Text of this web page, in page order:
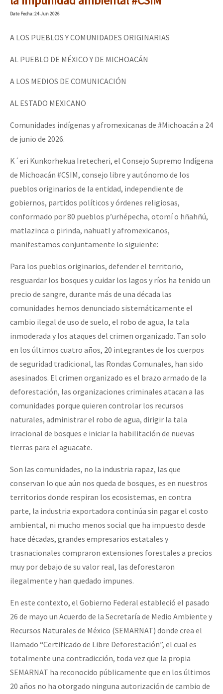
Mundo
AutonomÍa y Resistencia
Megaproyectos
Migración
Presos
Mujeres
Niñxs
ETIQUETAS
MULTIMEDIA
Audio
Fotorreportaje
Otras secciones
Semillero Guerra contra la Humanidad. (Las poblaciones y
la naturaleza bajo asedio)
Libros para descargar
Medios Libres
COVID-19
Eventos
Contacto
Dia 1: Encontro “Guerra contra a Humanidade”
[CDMX – 20 julio] Jornadas globales por la libertad de Jesús
“Sonhando a Terra do Bem Virá” se publica no Estado Espanhol
Se o México sabe, que o mundo saiba! Nossas lutas pela
[25 abr – CDMX] Tokín por el CNI: 30 años de Resistencia y
DateFecha: 24 Jun 2026
A LOS PUEBLOS Y COMUNIDADES ORIGINARIAS
AL PUEBLO DE MÉXICO Y DE MICHOACÁN
A LOS MEDIOS DE COMUNICACIÓN
AL ESTADO MEXICANO
Comunidades indígenas y afromexicanas de #Michoacán a 24
de junio de 2026.
K´eri Kunkorhekua Iretecheri, el Consejo Supremo Indígena
de Michoacán #CSIM, consejo libre y autónomo de los
pueblos originarios de la entidad, independiente de
gobiernos, partidos políticos y órdenes religiosas,
conformado por 80 pueblos p’urhépecha, otomí o hñahñú,
matlazinca o pirinda, nahuatl y afromexicanos,
manifestamos conjuntamente lo siguiente:
Para los pueblos originarios, defender el territorio,
resguardar los bosques y cuidar los lagos y ríos ha tenido un
precio de sangre, durante más de una década las
comunidades hemos denunciado sistemáticamente el
cambio ilegal de uso de suelo, el robo de agua, la tala
inmoderada y los ataques del crimen organizado. Tan solo
en los últimos cuatro años, 20 integrantes de los cuerpos
de seguridad tradicional, las Rondas Comunales, han sido
asesinados. El crimen organizado es el brazo armado de la
deforestación, las organizaciones criminales atacan a las
comunidades porque quieren controlar los recursos
naturales, administrar el robo de agua, dirigir la tala
irracional de bosques e iniciar la habilitación de nuevas
tierras para el aguacate.
Son las comunidades, no la industria rapaz, las que
conservan lo que aún nos queda de bosques, es en nuestros
territorios donde respiran los ecosistemas, en contra
parte, la industria exportadora continúa sin pagar el costo
ambiental, ni mucho menos social que ha impuesto desde
hace décadas, grandes empresarios estatales y
trasnacionales compraron extensiones forestales a precios
muy por debajo de su valor real, las deforestaron
ilegalmente y han quedado impunes.
En este contexto, el Gobierno Federal estableció el pasado
26 de mayo un Acuerdo de la Secretaría de Medio Ambiente y
Recursos Naturales de México (SEMARNAT) donde crea el
llamado “Certificado de Libre Deforestación”, el cual es
totalmente una contradicción, toda vez que la propia
SEMARNAT ha reconocido públicamente que en los últimos
20 años no ha otorgado ninguna autorización de cambio de